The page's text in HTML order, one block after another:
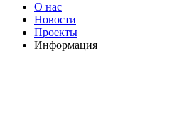
О нас
Новости
Проекты
Информация